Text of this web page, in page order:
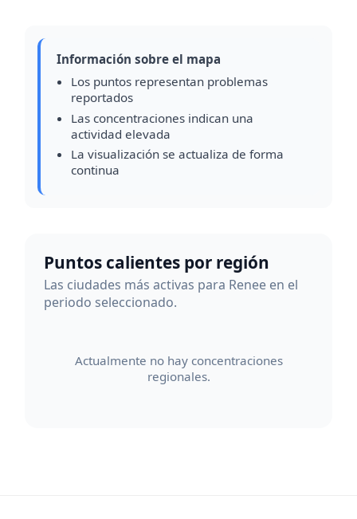
Información sobre el mapa
Los puntos representan problemas
reportados
Las concentraciones indican una
actividad elevada
La visualización se actualiza de forma
continua
Puntos calientes por región
Las ciudades más activas para Renee en el
periodo seleccionado.
Actualmente no hay concentraciones
regionales.